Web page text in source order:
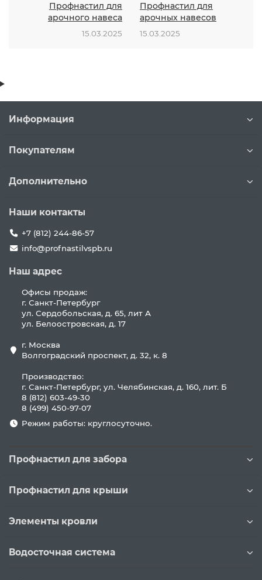
Профнастил для
арочного навеса
15.03.2025
Профнастил для
арочных навесов
15.03.2025
Информация
Покупателям
Дополнительно
Наши контакты
+7 (812) 244-86-57
info@profnastilvspb.ru
Наш адрес
Офисы продаж:
г. Санкт-Петербург
ул. Сердобольская, д. 65, лит А
ул. Белоостровская, д. 17
г. Москва
Волгоградский проспект, д. 32, к. 8
Производство:
г. Санкт-Петербург, ул. Челябинская, д. 160, лит. Б
8 (812) 603-49-30
8 (499) 450-97-07
Режим работы: круглосуточно.
Профнастил для забора
Профнастил для крыши
Элементы кровли
Водосточная система